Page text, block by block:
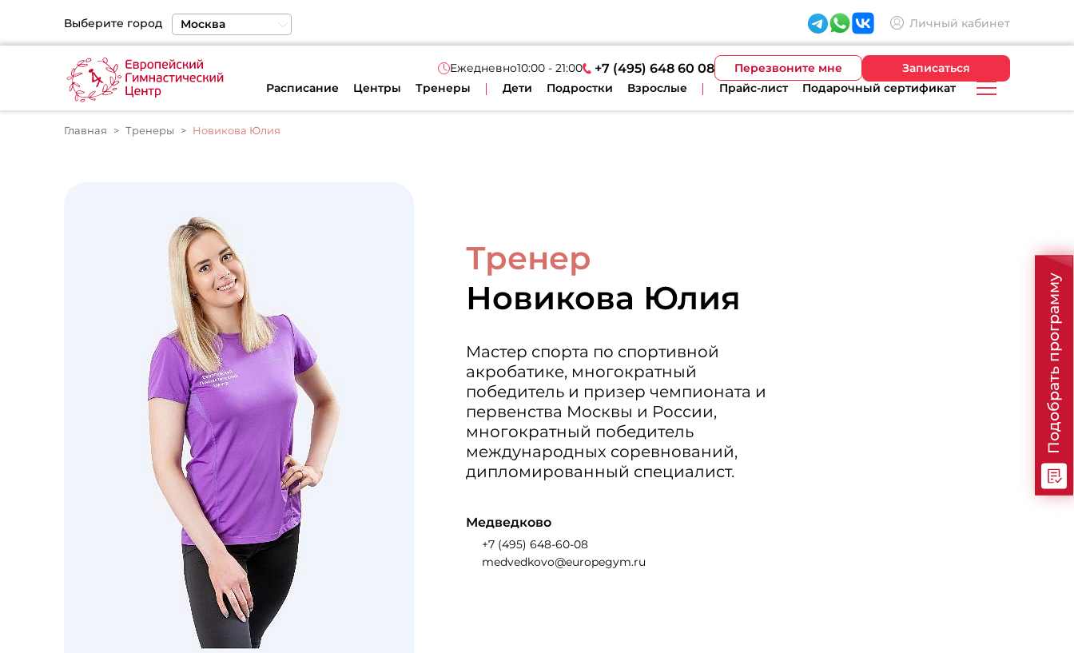
Подобрать программу
Выберите город
Москва
Санкт-Петербург
Екатеринбург
Личный кабинет
Ежедневно10:00 - 21:00 +7 (495) 648 60 08 Перезвоните мне
Записаться
Расписание
Центры Тренеры Дети Подростки Взрослые Прайс-лист Подарочный сертификат
Главная Тренеры Новикова Юлия
Тренер
Новикова Юлия
Мастер спорта по спортивной
акробатике, многократный
победитель и призер чемпионата и
первенства Москвы и России,
многократный победитель
международных соревнований,
дипломированный специалист.
Медведково
+7 (495) 648-60-08
medvedkovo@europegym.ru